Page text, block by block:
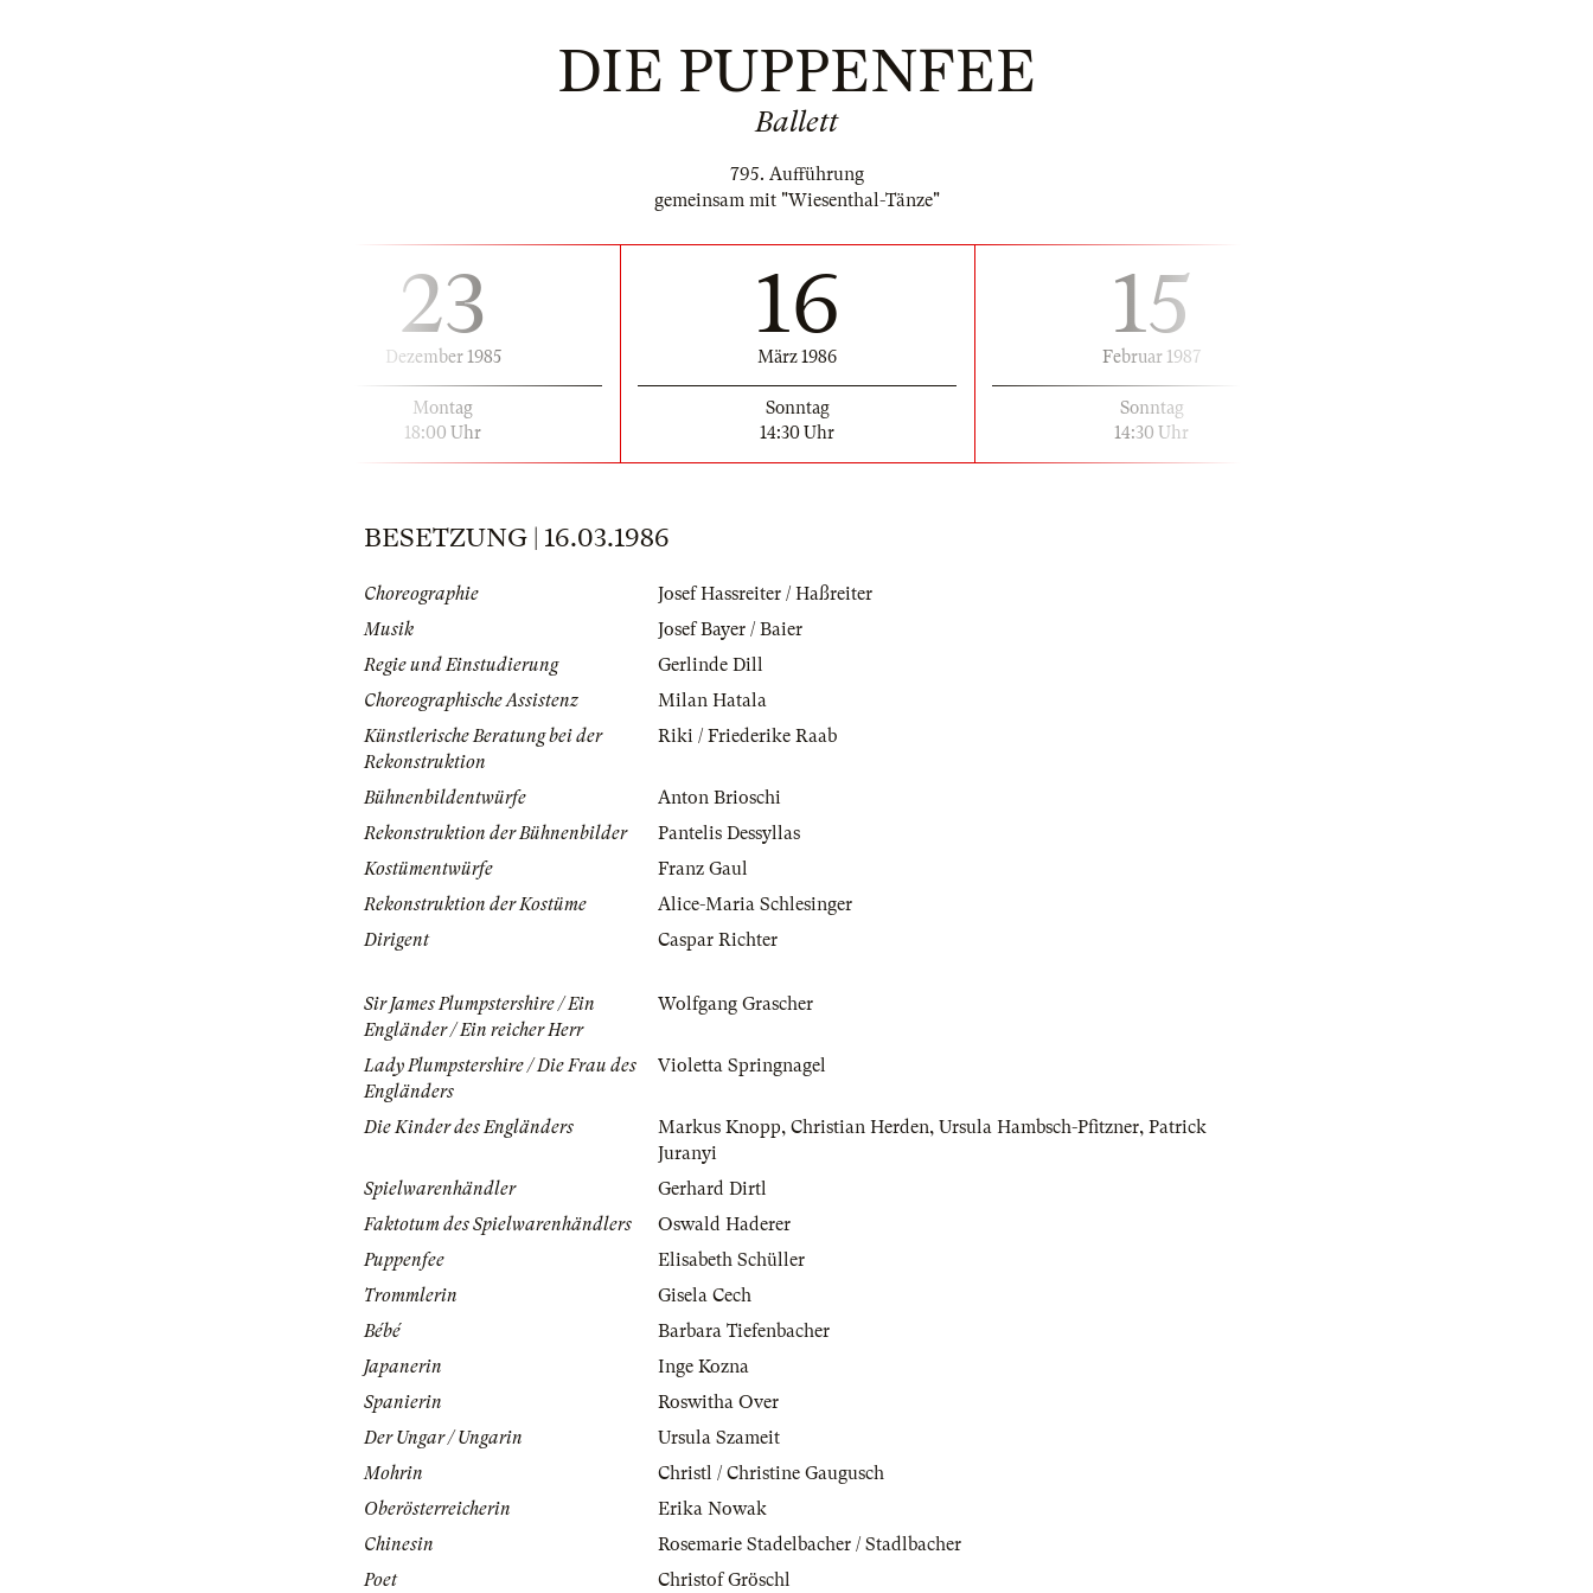
DIE PUPPENFEE
Ballett
795. Aufführung
gemeinsam mit "Wiesenthal-Tänze"
23
Dezember 1985
Montag
18:00 Uhr
16
März 1986
Sonntag
14:30 Uhr
15
Februar 1987
Sonntag
14:30 Uhr
BESETZUNG | 16.03.1986
Choreographie
Josef Hassreiter / Haßreiter
Musik
Josef Bayer / Baier
Regie und Einstudierung
Gerlinde Dill
Choreographische Assistenz
Milan Hatala
Künstlerische Beratung bei der
Rekonstruktion
Riki / Friederike Raab
Bühnenbildentwürfe
Anton Brioschi
Rekonstruktion der Bühnenbilder
Pantelis Dessyllas
Kostümentwürfe
Franz Gaul
Rekonstruktion der Kostüme
Alice-Maria Schlesinger
Dirigent
Caspar Richter
Sir James Plumpstershire / Ein
Engländer / Ein reicher Herr
Wolfgang Grascher
Lady Plumpstershire / Die Frau des
Engländers
Violetta Springnagel
Die Kinder des Engländers Markus Knopp, Christian Herden, Ursula Hambsch-Pfitzner, Patrick
Juranyi
Spielwarenhändler
Gerhard Dirtl
Faktotum des Spielwarenhändlers
Oswald Haderer
Puppenfee
Elisabeth Schüller
Trommlerin
Gisela Cech
Bébé
Barbara Tiefenbacher
Japanerin
Inge Kozna
Spanierin
Roswitha Over
Der Ungar / Ungarin
Ursula Szameit
Mohrin
Christl / Christine Gaugusch
Oberösterreicherin
Erika Nowak
Chinesin
Rosemarie Stadelbacher / Stadlbacher
Poet
Christof Gröschl